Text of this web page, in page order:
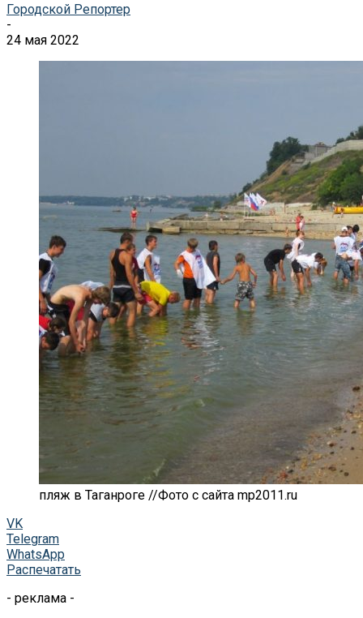
Городской Репортер
-
24 мая 2022
пляж в Таганроге //Фото с сайта mp2011.ru
VK
Telegram
WhatsApp
Распечатать
- реклама -